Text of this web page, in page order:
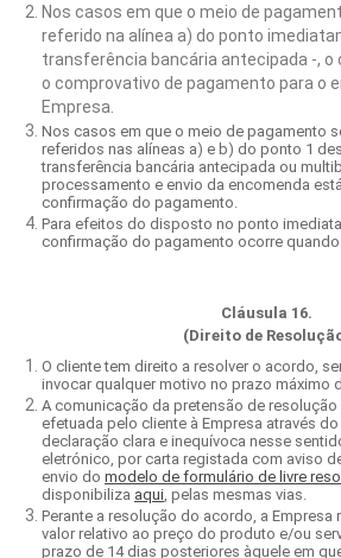
Nos casos em que o meio de
referido na alínea a) do ponto
transferência bancária antecipada -, o
o comprovativo de pagamento para o
Empresa.
Nos casos em que o meio de pagamento
referidos nas alíneas a) e b) do ponto 1
transferência bancária antecipada ou
processamento e envio da encomenda
confirmação do pagamento.
Para efeitos do disposto no ponto
confirmação do pagamento ocorre
Cláusula 16.
(Direito de
O cliente tem direito a resolver o acordo,
invocar qualquer motivo no prazo máximo
A comunicação da pretensão de
efetuada pelo cliente à Empresa através
declaração clara e inequívoca nesse
eletrónico, por carta registada com aviso
envio do modelo de formulário de livre
disponibiliza aqui , pelas mesmas vias.
Perante a resolução do acordo, a Empresa
valor relativo ao preço do produto e/ou
prazo de 14 dias posteriores àquele em